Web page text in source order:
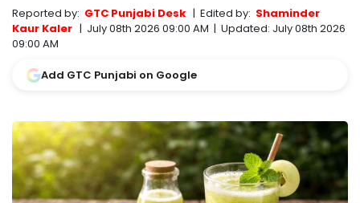
Reported by: GTC Punjabi Desk | Edited by: Shaminder
Kaur Kaler | July 08th 2026 09:00 AM | Updated: July 08th 2026
09:00 AM
Add GTC Punjabi on Google